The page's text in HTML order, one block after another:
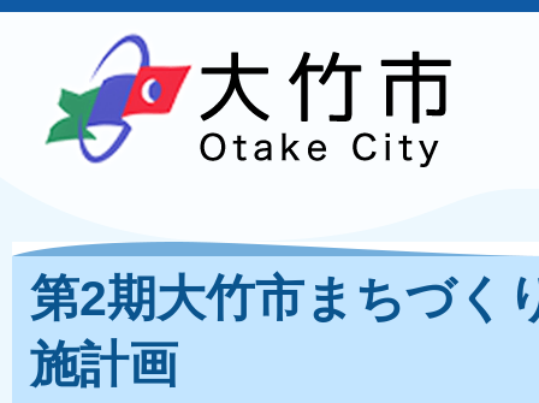
第2期大竹市まちづく
施計画